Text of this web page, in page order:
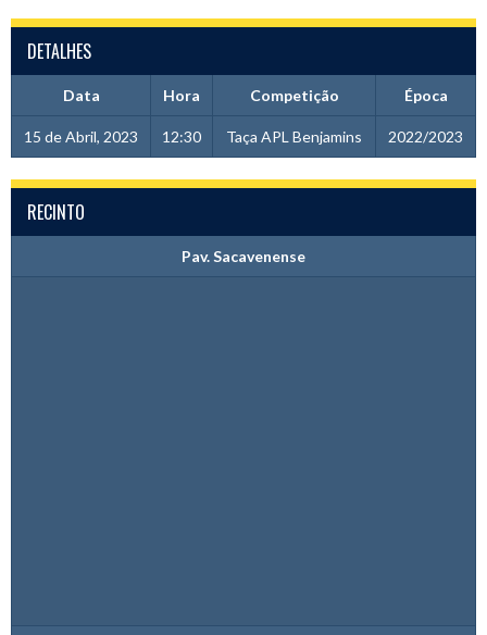
DETALHES
Data Hora Competição Época
15 de Abril, 2023 12:30 Taça APL Benjamins 2022/2023
RECINTO
Pav. Sacavenense